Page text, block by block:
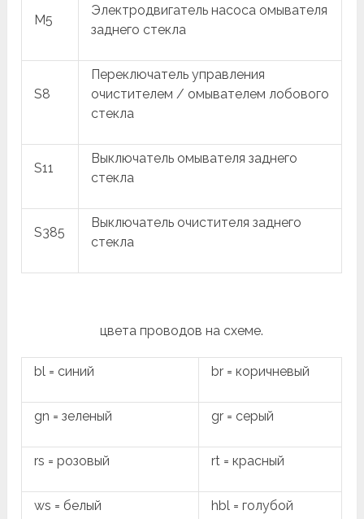
M5
Электродвигатель насоса омывателя
заднего стекла
S8
Переключатель управления
очистителем / омывателем лобового
стекла
S11
Выключатель омывателя заднего
стекла
S385
Выключатель очистителя заднего
стекла
цвета проводов на схеме.
bl = синий br = коричневый
gn = зеленый gr = серый
rs = розовый rt = красный
ws = белый hbl = голубой